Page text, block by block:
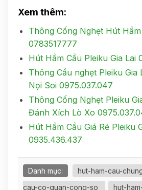
Xem thêm:
Thông Cống Nghẹt Hút Hầm
0783517777
Hút Hầm Cầu Pleiku Gia Lai
Thông Cầu nghẹt Pleiku Gia
Nọi Soi 0975.037.047
Thông Cống Nghẹt Pleiku
Đánh Xích Lò Xo
Hút Hầm Cầu Giá Rẻ Pleiku
0935.436.437
Danh mục: hut-ham-cau-
cau-co-quan-cong-so
hut-